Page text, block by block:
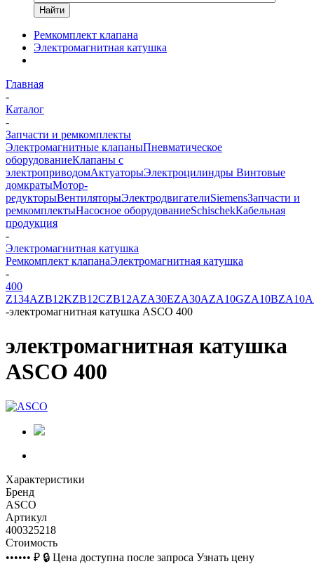
Найти
Ремкомплект клапана
Электромагнитная катушка
Главная
-
Каталог
-
Запчасти и ремкомплекты
Электромагнитные клапаныПневматическое
оборудованиеКлапаны с
электроприводомАктуаторыЭлектроцилиндры Винтовые
домкратыМотор-
редукторыВентиляторыЭлектродвигателиSiemensЗапчасти и
ремкомплектыНасосное оборудованиеSchischekКабельная
продукция
-
Электромагнитная катушка
Ремкомплект клапанаЭлектромагнитная катушка
-
400
Z134AZB12KZB12CZB12AZA30EZA30AZA10GZA10BZA10A
-электромагнитная катушка ASCO 400
электромагнитная катушка
ASCO 400
Характеристики
Бренд
ASCO
Артикул
400325218
Стоимость
•••••• ₽ 🔒 Цена доступна после запроса Узнать цену